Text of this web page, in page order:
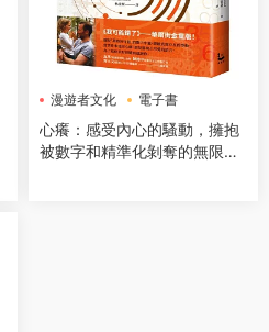
漫遊者文化 電子書
心癢：感受內心的騷動，擁抱
被數字和精準化剝奪的無限可